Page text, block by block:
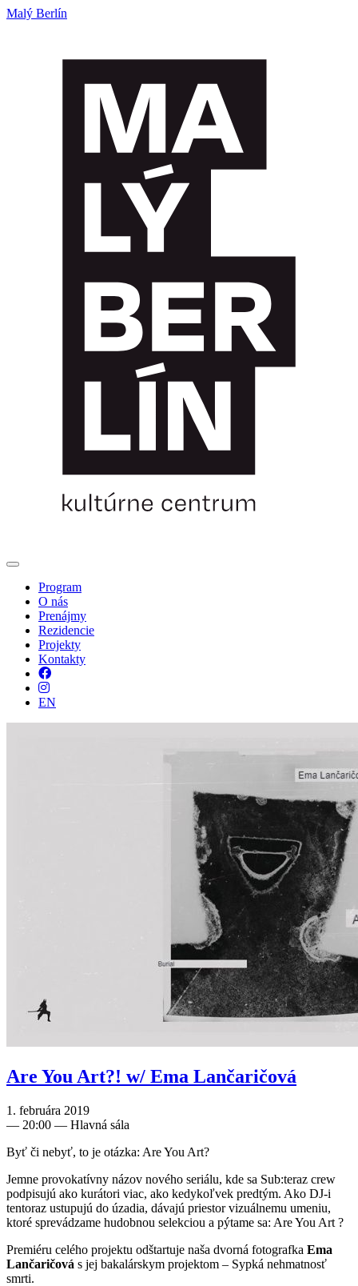
Malý Berlín
Program
O nás
Prenájmy
Rezidencie
Projekty
Kontakty
Facebook
Instagram
EN
Are You Art?! w/ Ema Lančaričová
1. februára 2019
— 20:00 — Hlavná sála
Byť či nebyť, to je otázka: Are You Art?
Jemne provokatívny názov nového seriálu, kde sa Sub:teraz crew
podpisujú ako kurátori viac, ako kedykoľvek predtým. Ako DJ-i
tentoraz ustupujú do úzadia, dávajú priestor vizuálnemu umeniu,
ktoré sprevádzame hudobnou selekciou a pýtame sa: Are You Art ?
Premiéru celého projektu odštartuje naša dvorná fotografka Ema
Lančaričová s jej bakalárskym projektom – Sypká nehmatnosť
smrti.